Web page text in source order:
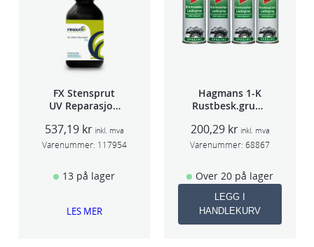
FX Stensprut
UV Reparasjon
537,19 kr inkl. mva
Varenummer: 117954
13 på lager
LES MER
Hagmans 1-K
Rustbesk.grunn
200,29 kr inkl. mva
Varenummer: 68867
Over 20 på lager
LEGG I
HANDLEKURV